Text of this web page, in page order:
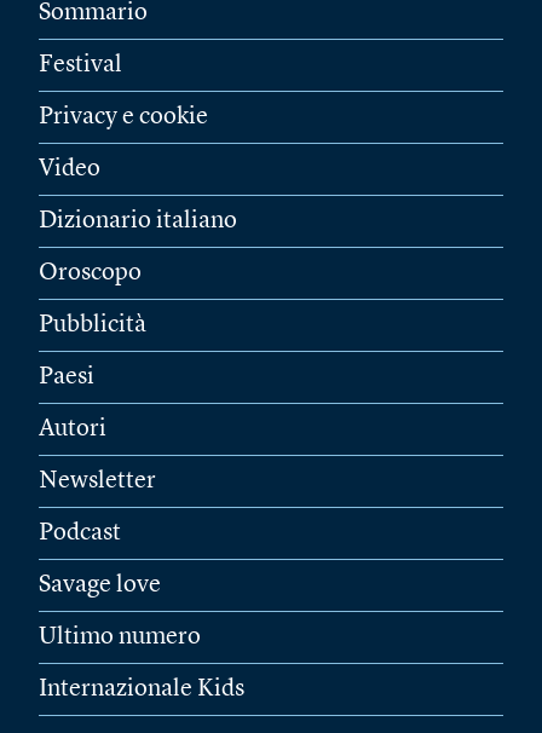
Sommario
Festival
Privacy e cookie
Video
Dizionario italiano
Oroscopo
Pubblicità
Paesi
Autori
Newsletter
Podcast
Savage love
Ultimo numero
Internazionale Kids